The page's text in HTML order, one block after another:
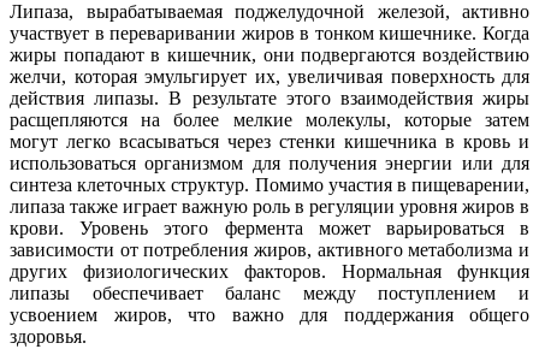
Липаза, вырабатываемая поджелудочной железой, активно
участвует в переваривании жиров в тонком кишечнике. Когда
жиры попадают в кишечник, они подвергаются воздействию
желчи, которая эмульгирует их, увеличивая поверхность для
действия липазы. В результате этого взаимодействия жиры
расщепляются на более мелкие молекулы, которые затем
могут легко всасываться через стенки кишечника в кровь и
использоваться организмом для получения энергии или для
синтеза клеточных структур. Помимо участия в пищеварении,
липаза также играет важную роль в регуляции уровня жиров в
крови. Уровень этого фермента может варьироваться в
зависимости от потребления жиров, активного метаболизма и
других физиологических факторов. Нормальная функция
липазы обеспечивает баланс между поступлением и
усвоением жиров, что важно для поддержания общего
здоровья.